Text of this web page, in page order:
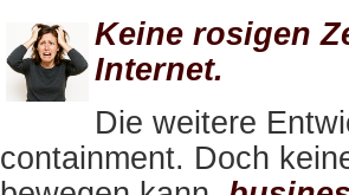
Keine rosigen
Internet.
Die weitere
containment. Doch